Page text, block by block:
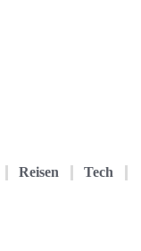
Reisen Tech